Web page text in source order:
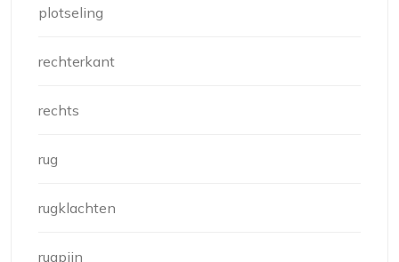
plotseling
rechterkant
rechts
rug
rugklachten
rugpijn